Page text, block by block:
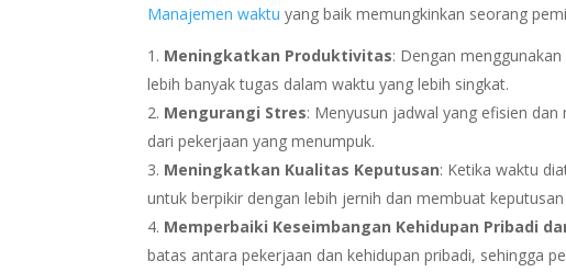
Manajemen waktu yang baik memungkinkan seorang
Meningkatkan Produktivitas: Dengan
lebih banyak tugas dalam waktu yang lebih singkat.
Mengurangi Stres: Menyusun jadwal yang efisien
dari pekerjaan yang menumpuk.
Meningkatkan Kualitas Keputusan: Ketika waktu
untuk berpikir dengan lebih jernih dan membuat
Memperbaiki Keseimbangan Kehidupan Pribadi
batas antara pekerjaan dan kehidupan pribadi, sehingga